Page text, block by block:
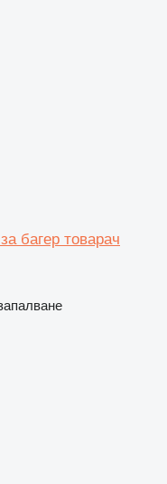
багер товарач